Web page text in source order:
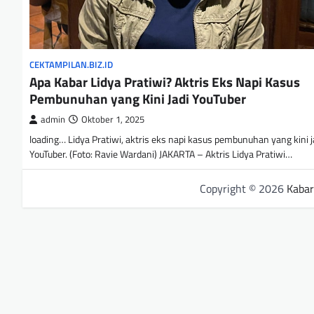
CEKTAMPILAN.BIZ.ID
Apa Kabar Lidya Pratiwi? Aktris Eks Napi Kasus
Pembunuhan yang Kini Jadi YouTuber
admin Oktober 1, 2025
loading… Lidya Pratiwi, aktris eks napi kasus pembunuhan yang kini
YouTuber. (Foto: Ravie Wardani) JAKARTA – Aktris Lidya Pratiwi…
Copyright © 2026